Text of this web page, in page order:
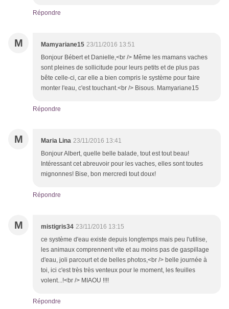
Répondre
M Mamyariane15 23/11/2016 13:51
Bonjour Bébert et Danielle,<br /> Même les mamans vaches
sont pleines de sollicitude pour leurs petits et de plus pas
bête celle-ci, car elle a bien compris le système pour faire
monter l'eau, c'est touchant.<br /> Bisous. Mamyariane15
Répondre
M Maria Lina 23/11/2016 13:41
Bonjour Albert, quelle belle balade, tout est tout beau!
Intéressant cet abreuvoir pour les vaches, elles sont toutes
mignonnes! Bise, bon mercredi tout doux!
Répondre
M mistigris34 23/11/2016 13:15
ce système d'eau existe depuis longtemps mais peu l'utilise,
les animaux comprennent vite et au moins pas de gaspillage
d'eau, joli parcourt et de belles photos,<br /> belle journée à
toi, ici c'est très très venteux pour le moment, les feuilles
volent...!<br /> MIAOU !!!!
Répondre